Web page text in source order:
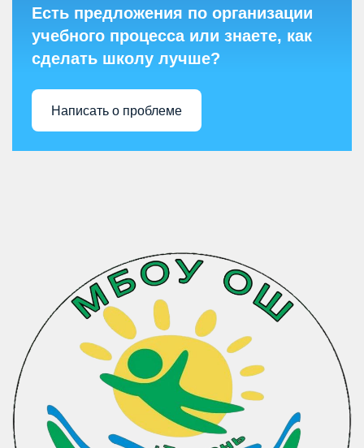
Есть предложения по организации
учебного процесса или знаете, как
сделать школу лучше?
Написать о проблеме